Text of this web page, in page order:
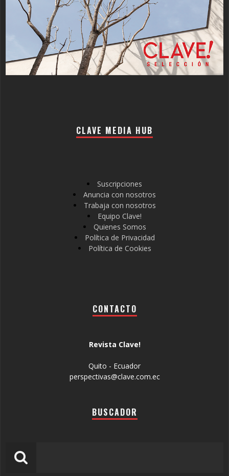
CLAVE MEDIA HUB
Suscripciones
Anuncia con nosotros
Trabaja con nosotros
Equipo Clave!
Quienes Somos
Política de Privacidad
Política de Cookies
CONTACTO
Revista Clave!
Quito - Ecuador
perspectivas@clave.com.ec
BUSCADOR